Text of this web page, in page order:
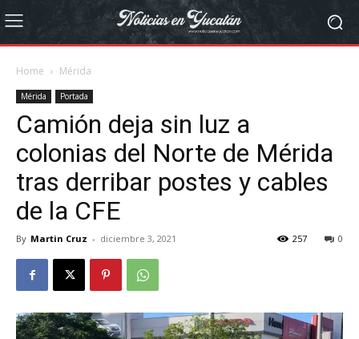
Home Mérida
Mérida Portada
Camión deja sin luz a
colonias del Norte de Mérida
tras derribar postes y cables
de la CFE
By Martin Cruz - diciembre 3, 2021 0
257